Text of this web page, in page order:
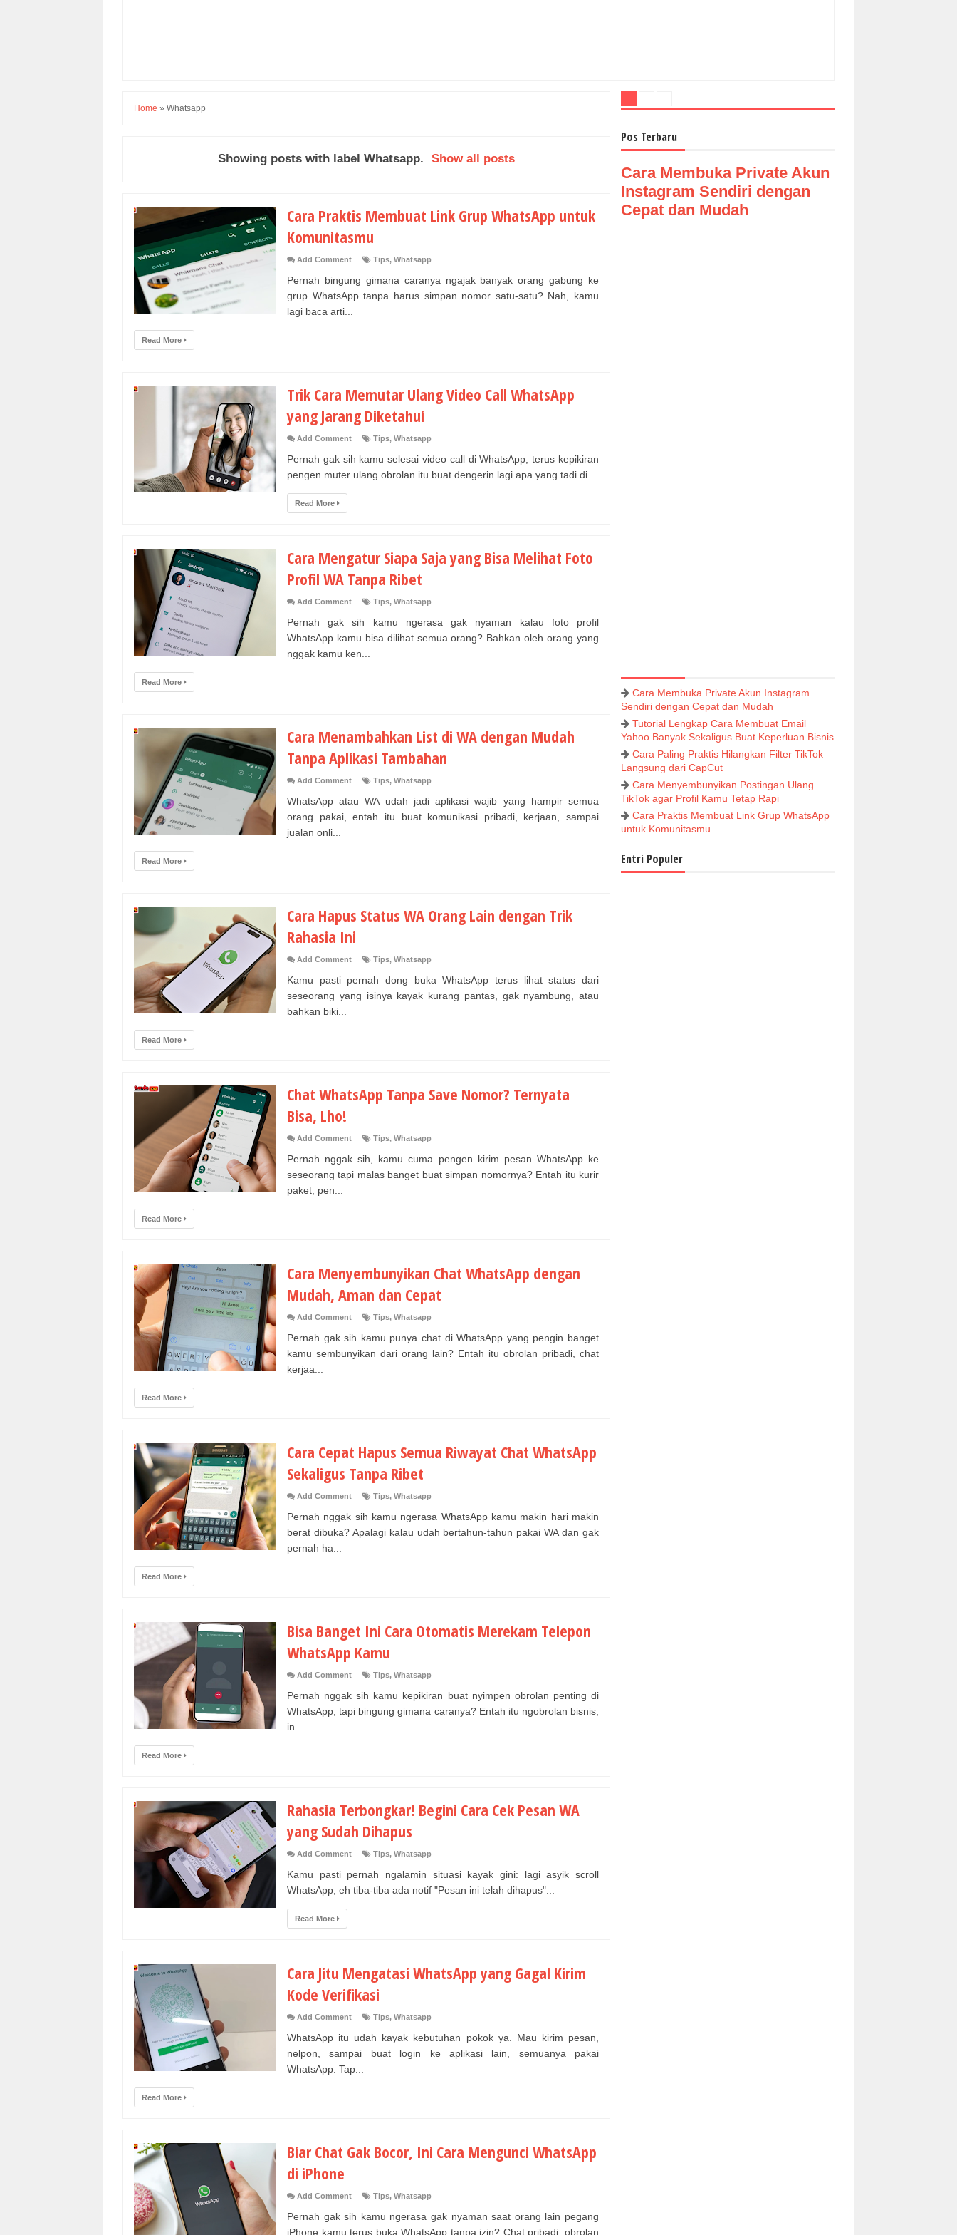
Home » Whatsapp
Showing posts with label Whatsapp. Show all posts
Cara Praktis Membuat Link Grup WhatsApp untuk
Komunitasmu
Add Comment Tips, Whatsapp
Pernah bingung gimana caranya ngajak banyak orang gabung ke
grup WhatsApp tanpa harus simpan nomor satu-satu? Nah, kamu
lagi baca arti...
Read More
Trik Cara Memutar Ulang Video Call WhatsApp
yang Jarang Diketahui
Add Comment Tips, Whatsapp
Pernah gak sih kamu selesai video call di WhatsApp, terus kepikiran
pengen muter ulang obrolan itu buat dengerin lagi apa yang tadi di...
Read More
Cara Mengatur Siapa Saja yang Bisa Melihat Foto
Profil WA Tanpa Ribet
Add Comment Tips, Whatsapp
Pernah gak sih kamu ngerasa gak nyaman kalau foto profil
WhatsApp kamu bisa dilihat semua orang? Bahkan oleh orang yang
nggak kamu ken...
Read More
Cara Menambahkan List di WA dengan Mudah
Tanpa Aplikasi Tambahan
Add Comment Tips, Whatsapp
WhatsApp atau WA udah jadi aplikasi wajib yang hampir semua
orang pakai, entah itu buat komunikasi pribadi, kerjaan, sampai
jualan onli...
Read More
Cara Hapus Status WA Orang Lain dengan Trik
Rahasia Ini
Add Comment Tips, Whatsapp
Kamu pasti pernah dong buka WhatsApp terus lihat status dari
seseorang yang isinya kayak kurang pantas, gak nyambung, atau
bahkan biki...
Read More
Chat WhatsApp Tanpa Save Nomor? Ternyata
Bisa, Lho!
Add Comment Tips, Whatsapp
Pernah nggak sih, kamu cuma pengen kirim pesan WhatsApp ke
seseorang tapi malas banget buat simpan nomornya? Entah itu kurir
paket, pen...
Read More
Cara Menyembunyikan Chat WhatsApp dengan
Mudah, Aman dan Cepat
Add Comment Tips, Whatsapp
Pernah gak sih kamu punya chat di WhatsApp yang pengin banget
kamu sembunyikan dari orang lain? Entah itu obrolan pribadi, chat
kerjaa...
Read More
Cara Cepat Hapus Semua Riwayat Chat WhatsApp
Sekaligus Tanpa Ribet
Add Comment Tips, Whatsapp
Pernah nggak sih kamu ngerasa WhatsApp kamu makin hari makin
berat dibuka? Apalagi kalau udah bertahun-tahun pakai WA dan gak
pernah ha...
Read More
Bisa Banget Ini Cara Otomatis Merekam Telepon
WhatsApp Kamu
Add Comment Tips, Whatsapp
Pernah nggak sih kamu kepikiran buat nyimpen obrolan penting di
WhatsApp, tapi bingung gimana caranya? Entah itu ngobrolan bisnis,
in...
Read More
Rahasia Terbongkar! Begini Cara Cek Pesan WA
yang Sudah Dihapus
Add Comment Tips, Whatsapp
Kamu pasti pernah ngalamin situasi kayak gini: lagi asyik scroll
WhatsApp, eh tiba-tiba ada notif "Pesan ini telah dihapus"...
Read More
Cara Jitu Mengatasi WhatsApp yang Gagal Kirim
Kode Verifikasi
Add Comment Tips, Whatsapp
WhatsApp itu udah kayak kebutuhan pokok ya. Mau kirim pesan,
nelpon, sampai buat login ke aplikasi lain, semuanya pakai
WhatsApp. Tap...
Read More
Biar Chat Gak Bocor, Ini Cara Mengunci WhatsApp
di iPhone
Add Comment Tips, Whatsapp
Pernah gak sih kamu ngerasa gak nyaman saat orang lain pegang
iPhone kamu terus buka WhatsApp tanpa izin? Chat pribadi, obrolan
Pos Terbaru
Cara Membuka Private Akun
Instagram Sendiri dengan
Cepat dan Mudah
Cara Membuka Private Akun Instagram
Sendiri dengan Cepat dan Mudah
Tutorial Lengkap Cara Membuat Email
Yahoo Banyak Sekaligus Buat Keperluan Bisnis
Cara Paling Praktis Hilangkan Filter TikTok
Langsung dari CapCut
Cara Menyembunyikan Postingan Ulang
TikTok agar Profil Kamu Tetap Rapi
Cara Praktis Membuat Link Grup WhatsApp
untuk Komunitasmu
Entri Populer